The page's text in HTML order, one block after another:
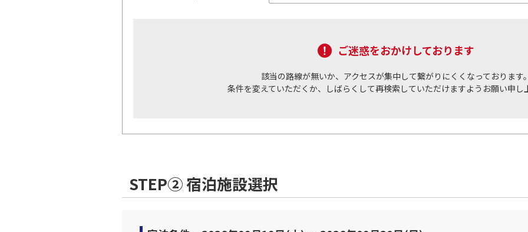
ご迷惑をおかけしております
該当の路線が無いか、アクセスが集中して繋がりにくくなっております
条件を変えていただくか、しばらくして再検索していただけますようお願い申し
STEP② 宿泊施設選択